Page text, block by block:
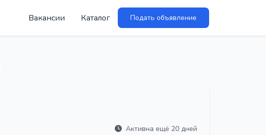
Вакансии Каталог Подать объявление
Активна ещё 20 дней